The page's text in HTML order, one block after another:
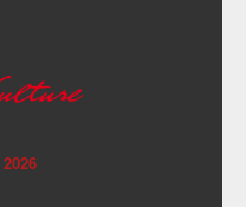
2026